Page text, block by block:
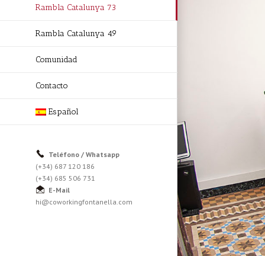
Rambla Catalunya 73
Rambla Catalunya 49
Comunidad
Contacto
Español
Teléfono / Whatsapp
(+34) 687 120 186
(+34) 685 506 731
E-Mail
hi@coworkingfontanella.com